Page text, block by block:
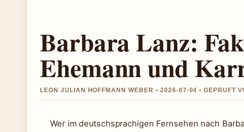
Barbara Lanz:
Ehemann und
LEON JULIAN HOFFMANN WEBER • 2026-07-04 • GEPRUFT
Wer im deutschsprachigen Fernsehen nach